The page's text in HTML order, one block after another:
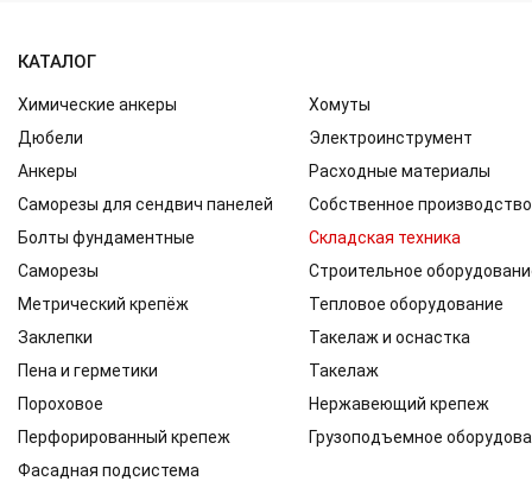
КАТАЛОГ
Химические анкеры
Дюбели
Анкеры
Саморезы для сендвич панелей
Болты фундаментные
Саморезы
Метрический крепёж
Заклепки
Пена и герметики
Пороховое
Перфорированный крепеж
Фасадная подсистема
Хомуты
Электроинструмент
Расходные материалы
Собственное производство
Складская техника
Строительное
Тепловое оборудование
Такелаж и оснастка
Такелаж
Нержавеющий крепеж
Грузоподъемное